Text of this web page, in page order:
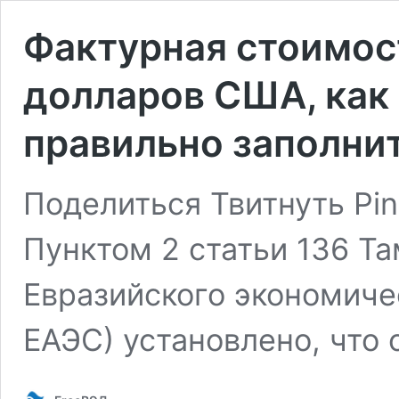
Фактурная
долларов США,
правильно
Поделиться Твитнуть
Пунктом 2 статьи 136
Евразийского
ЕАЭС) установлено, что